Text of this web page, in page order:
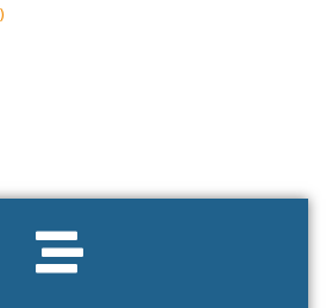
profesních kvalifikací.